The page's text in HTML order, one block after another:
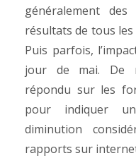
généralement
résultats de tous
Puis parfois,
jour de mai. De
répondu sur les
pour indiquer
diminution
rapports sur